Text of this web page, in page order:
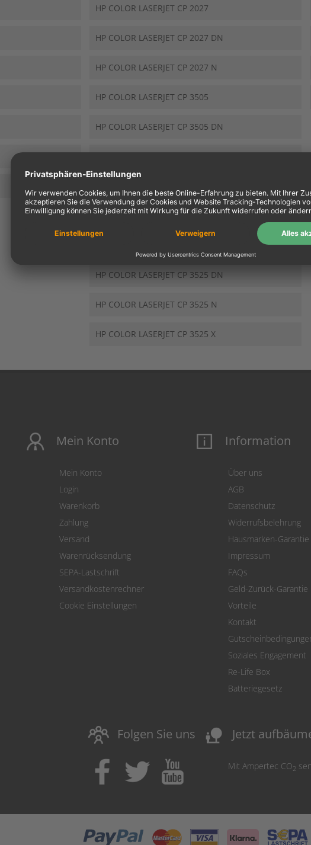
HP COLOR LASERJET CP 2027
HP COLOR LASERJET CP 2027 DN
HP COLOR LASERJET CP 2027 N
HP COLOR LASERJET CP 3505
HP COLOR LASERJET CP 3505 DN
HP COLOR LASERJET CP 3505 N
HP COLOR LASERJET CP 3505 XH
HP COLOR LASERJET CP 3525 DN
HP COLOR LASERJET CP 3525 N
HP COLOR LASERJET CP 3525 X
Mein Konto
Mein Konto
Login
Warenkorb
Zahlung
Versand
Warenrücksendung
SEPA-Lastschrift
Versandkostenrechner
Cookie Einstellungen
Information
Über uns
AGB
Datenschutz
Widerrufsbelehrung
Hausmarken-Garantie
Impressum
FAQs
Geld-Zurück-Garantie
Vorteile
Kontakt
Soziales Engagement
Re-Life Box
Batteriegesetz
Folgen Sie uns nature_people Jetzt
Mit Ampertec CO2